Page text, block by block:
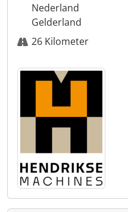
Nederland
Gelderland
26 Kilometer